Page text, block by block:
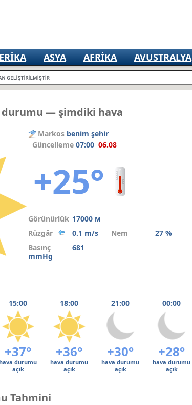
ASYA AFRIKA AVUSTRALYA
durumu — şimdiki hava
Markos benim şehir
Güncelleme 07:00 06.08
+25°
Görünürlük 17000 м
Rüzgâr
0.1 m/s Nem
27 %
Basınç
681
mmHg
15:00 18:00 21:00 00:00
+37° +36° +30° +28°
durumu
açık
hava durumu
açık
hava durumu
açık
hava durumu
açık
Tahmini